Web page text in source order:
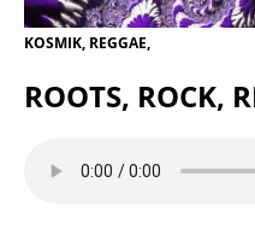
KOSMIK, REGGAE,
ROOTS, ROCK,